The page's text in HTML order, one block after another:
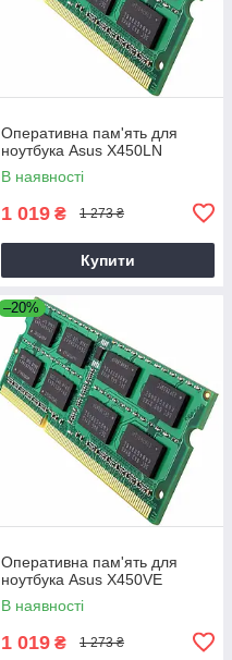
Оперативна пам'ять для
ноутбука Asus X450LN
В наявності
1 019 ₴ 1 273 ₴
Купити
–20%
Оперативна пам'ять для
ноутбука Asus X450VE
В наявності
1 019 ₴ 1 273 ₴